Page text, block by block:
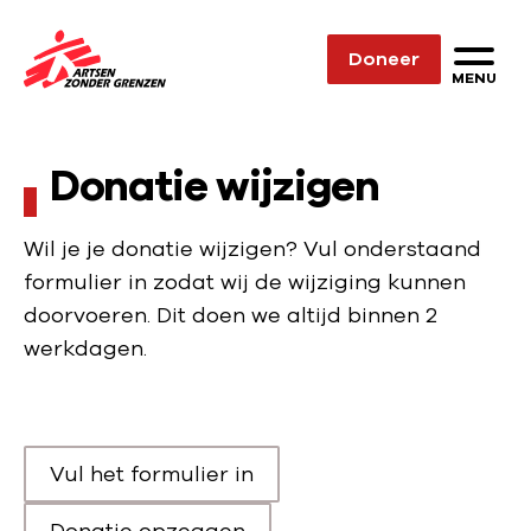
Sla navigatie over
N
e
h
o
m
a
e
Doneer
MENU
Donatie wijzigen
Wil je je donatie wijzigen? Vul onderstaand
formulier in zodat wij de wijziging kunnen
doorvoeren. Dit doen we altijd binnen 2
werkdagen.
Scroll naar
Vul het formulier in